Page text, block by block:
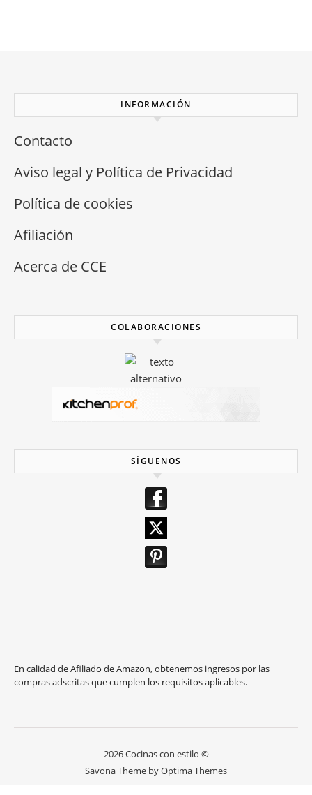
INFORMACIÓN
Contacto
Aviso legal y Política de Privacidad
Política de cookies
Afiliación
Acerca de CCE
COLABORACIONES
SÍGUENOS
En calidad de Afiliado de Amazon, obtenemos ingresos por las
compras adscritas que cumplen los requisitos aplicables.
2026 Cocinas con estilo ©
Savona Theme byOptima Themes